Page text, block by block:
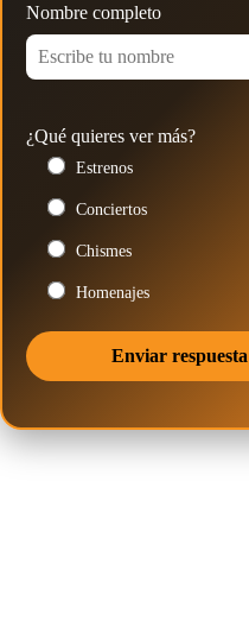
Nombre completo
¿Qué quieres ver más?
Estrenos
Conciertos
Chismes
Homenajes